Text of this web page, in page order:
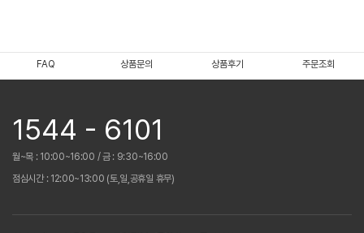
FAQ 상품문의 상품후기 주문조회
1544 - 6101
월~목 : 10:00~16:00 / 금 : 9:30~16:00
점심시간 : 12:00~13:00 (토,일,공휴일 휴무)